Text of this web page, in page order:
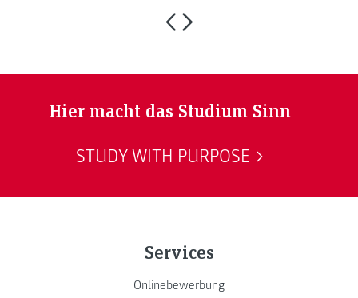
Hier macht das Studium Sinn
STUDY WITH PURPOSE
Services
Onlinebewerbung